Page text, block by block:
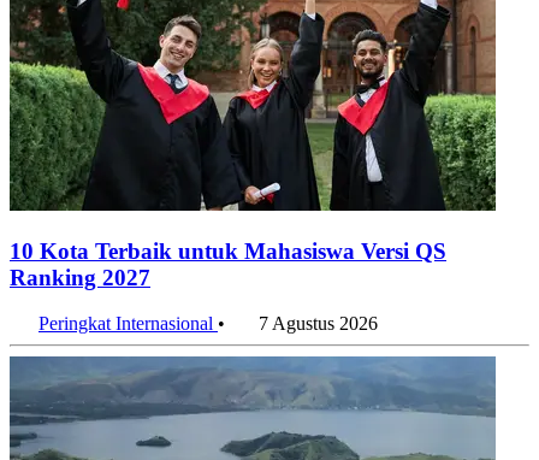
10 Kota Terbaik untuk Mahasiswa Versi QS
Ranking 2027
Peringkat Internasional • 7 Agustus 2026